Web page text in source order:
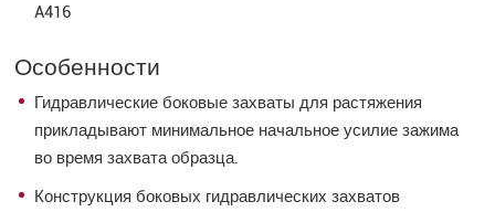
A416
Особенности
Гидравлические боковые захваты для растяжения
прикладывают минимальное начальное усилие зажима
во время захвата образца.
Конструкция боковых гидравлических захватов